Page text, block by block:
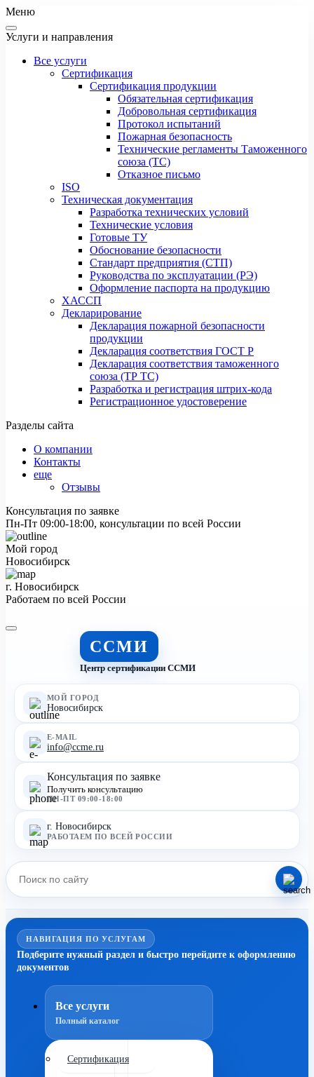
Меню
Услуги и направления
Все услуги
Сертификация
Сертификация продукции
Обязательная сертификация
Добровольная сертификация
Протокол испытаний
Пожарная безопасность
Технические регламенты Таможенного
союза (ТС)
Отказное письмо
ISO
Техническая документация
Разработка технических условий
Технические условия
Готовые ТУ
Обоснование безопасности
Стандарт предприятия (СТП)
Руководства по эксплуатации (РЭ)
Оформление паспорта на продукцию
ХАССП
Декларирование
Декларация пожарной безопасности
продукции
Декларация соответствия ГОСТ Р
Декларация соответствия таможенного
союза (ТР ТС)
Разработка и регистрация штрих-кода
Регистрационное удостоверение
Разделы сайта
О компании
Контакты
еще
Отзывы
Консультация по заявке
Пн-Пт 09:00-18:00, консультации по всей России
Мой город
Новосибирск
г. Новосибирск
Работаем по всей России
ССМИ
Центр сертификации ССМИ
МОЙ ГОРОД
Новосибирск
E-MAIL
info@ccme.ru
Консультация по заявке
Получить консультацию
ПН-ПТ 09:00-18:00
г. Новосибирск
РАБОТАЕМ ПО ВСЕЙ РОССИИ
НАВИГАЦИЯ ПО УСЛУГАМ
Подберите нужный раздел и быстро перейдите к оформлению
документов
Все услуги
Полный каталог
Сертификация